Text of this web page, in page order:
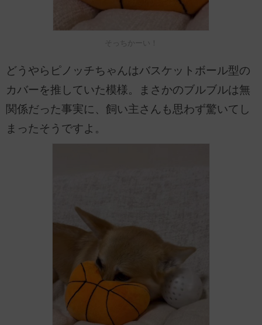
そっちかーい！
どうやらピノッチちゃんはバスケットボール型の
カバーを推していた模様。まさかのブルブルは無
関係だった事実に、飼い主さんも思わず驚いてし
まったそうですよ。